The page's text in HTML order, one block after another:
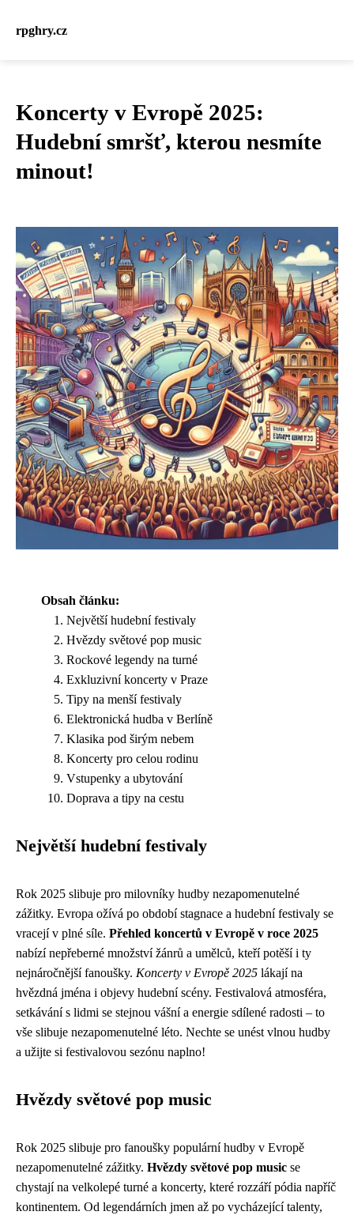
rpghry.cz
Koncerty v Evropě 2025:
Hudební smršť, kterou nesmíte
minout!
Obsah článku:
Největší hudební festivaly
Hvězdy světové pop music
Rockové legendy na turné
Exkluzivní koncerty v Praze
Tipy na menší festivaly
Elektronická hudba v Berlíně
Klasika pod širým nebem
Koncerty pro celou rodinu
Vstupenky a ubytování
Doprava a tipy na cestu
Největší hudební festivaly
Rok 2025 slibuje pro milovníky hudby nezapomenutelné
zážitky. Evropa ožívá po období stagnace a hudební festivaly se
vracejí v plné síle. Přehled koncertů v Evropě v roce 2025
nabízí nepřeberné množství žánrů a umělců, kteří potěší i ty
nejnáročnější fanoušky. Koncerty v Evropě 2025 lákají na
hvězdná jména i objevy hudební scény. Festivalová atmosféra,
setkávání s lidmi se stejnou vášní a energie sdílené radosti – to
vše slibuje nezapomenutelné léto. Nechte se unést vlnou hudby
a užijte si festivalovou sezónu naplno!
Hvězdy světové pop music
Rok 2025 slibuje pro fanoušky populární hudby v Evropě
nezapomenutelné zážitky. Hvězdy světové pop music se
chystají na velkolepé turné a koncerty, které rozzáří pódia napříč
kontinentem. Od legendárních jmen až po vycházející talenty,